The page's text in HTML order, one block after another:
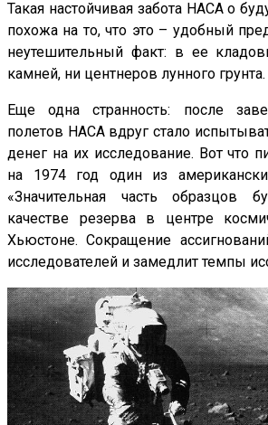
Такая настойчивая забота НАСА о
похожа на то, что это – удобный
неутешительный факт: в ее
камней, ни центнеров лунного грунта.
Еще одна странность: после
полетов НАСА вдруг стало
денег на их исследование. Вот что
на 1974 год один из
«Значительная часть образцов
качестве резерва в центре
Хьюстоне. Сокращение
исследователей и замедлит темпы